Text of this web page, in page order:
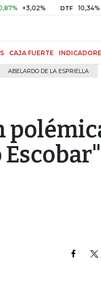
+3,02% DTF 10,34% +0,10%
CAJA FUERTE
ABELARDO DE LA ESPRIELLA